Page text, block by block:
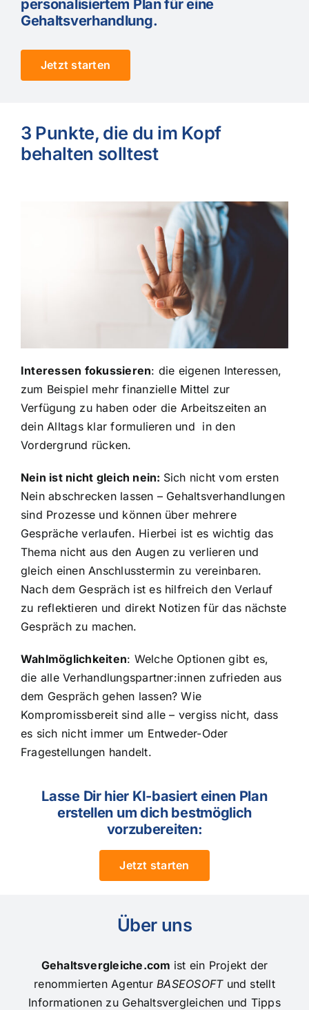
personalisiertem Plan für eine
Gehaltsverhandlung.
Jetzt starten
3 Punkte, die du im Kopf
behalten solltest
Interessen fokussieren: die eigenen Interessen,
zum Beispiel mehr finanzielle Mittel zur
Verfügung zu haben oder die Arbeitszeiten an
dein Alltags klar formulieren und in den
Vordergrund rücken.
Nein ist nicht gleich nein: Sich nicht vom ersten
Nein abschrecken lassen – Gehaltsverhandlungen
sind Prozesse und können über mehrere
Gespräche verlaufen. Hierbei ist es wichtig das
Thema nicht aus den Augen zu verlieren und
gleich einen Anschlusstermin zu vereinbaren.
Nach dem Gespräch ist es hilfreich den Verlauf
zu reflektieren und direkt Notizen für das nächste
Gespräch zu machen.
Wahlmöglichkeiten: Welche Optionen gibt es,
die alle Verhandlungspartner:innen zufrieden aus
dem Gespräch gehen lassen? Wie
Kompromissbereit sind alle – vergiss nicht, dass
es sich nicht immer um Entweder-Oder
Fragestellungen handelt.
Lasse Dir hier KI-basiert einen Plan
erstellen um dich bestmöglich
vorzubereiten:
Jetzt starten
Über uns
Gehaltsvergleiche.com ist ein Projekt der
renommierten Agentur BASEOSOFTund stellt
Informationen zu Gehaltsvergleichen und Tipps